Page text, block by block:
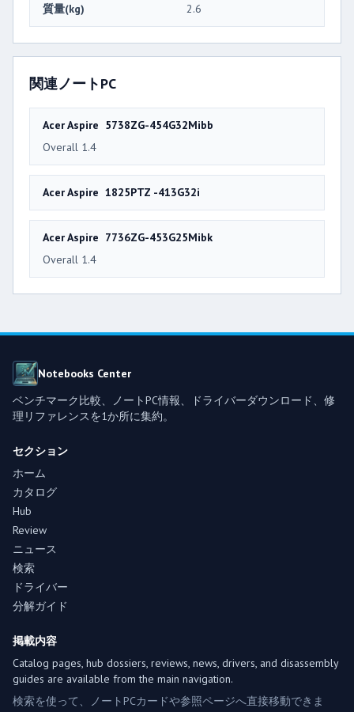
質量(kg) 2.6
関連ノートPC
Acer Aspire 5738ZG-454G32Mibb
Overall 1.4
Acer Aspire 1825PTZ -413G32i
Acer Aspire 7736ZG-453G25Mibk
Overall 1.4
Notebooks Center
ベンチマーク比較、ノートPC情報、ドライバーダウンロード、修
理リファレンスを1か所に集約。
セクション
ホーム
カタログ
Hub
Review
ニュース
検索
ドライバー
分解ガイド
掲載内容
Catalog pages, hub dossiers, reviews, news, drivers, and disassembly
guides are available from the main navigation.
検索を使って、ノートPCカードや参照ページへ直接移動できま